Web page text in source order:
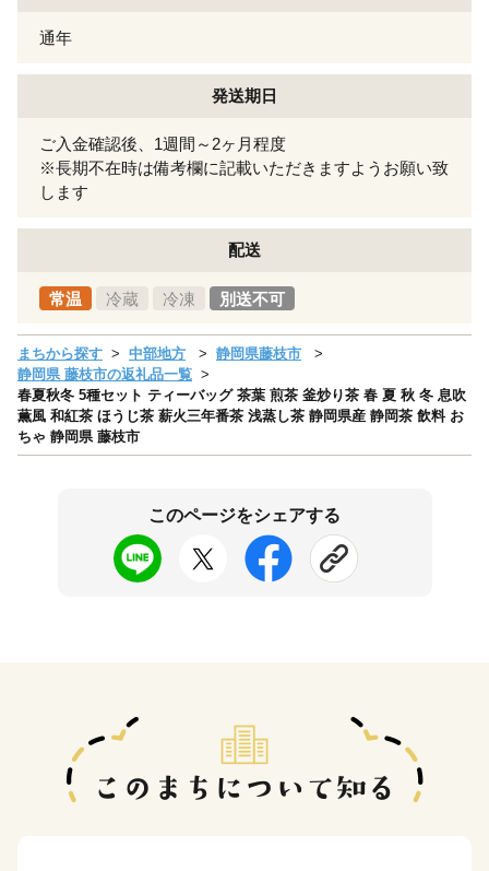
通年
発送期日
ご入金確認後、1週間～2ヶ月程度
※長期不在時は備考欄に記載いただきますようお願い致
します
配送
常温 冷蔵 冷凍 別送不可
まちから探す 中部地方
静岡県藤枝市
静岡県 藤枝市の返礼品一覧
春夏秋冬 5種セット ティーバッグ 茶葉 煎茶 釜炒り茶 春 夏 秋 冬 息吹
薫風 和紅茶 ほうじ茶 薪火三年番茶 浅蒸し茶 静岡県産 静岡茶 飲料 お
ちゃ 静岡県 藤枝市
このページをシェアする